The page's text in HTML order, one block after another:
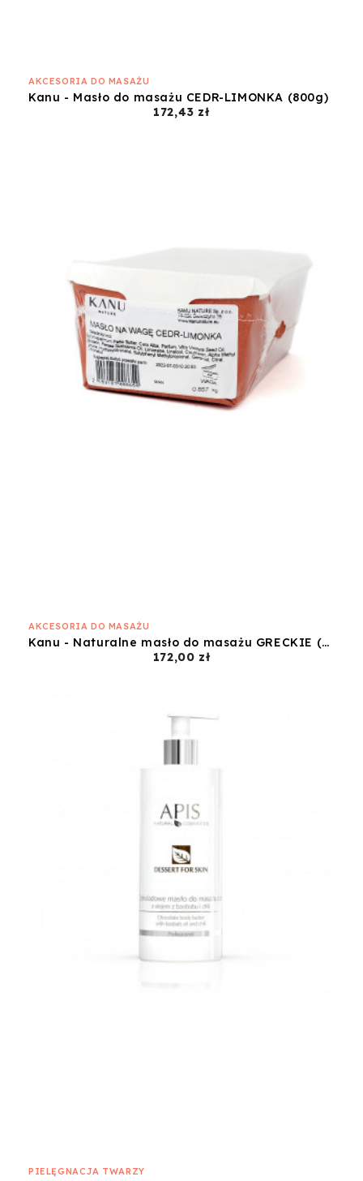
AKCESORIA DO MASAŻU
Kanu - Masło do masażu CEDR-LIMONKA (800g)
172,43 złCena
AKCESORIA DO MASAŻU
Kanu - Naturalne masło do masażu GRECKIE (800g)
172,00 złCena
PIELĘGNACJA TWARZY